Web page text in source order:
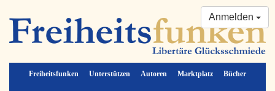
Freiheitsfunken Unterstützen Autoren Marktplatz Bücher
Anmelden